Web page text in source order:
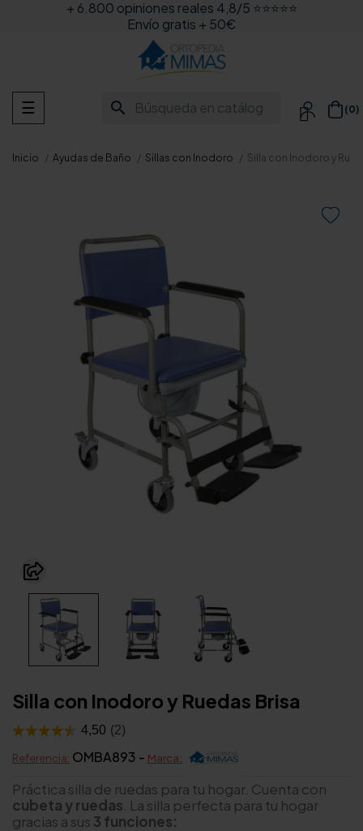
+ 6.800 opiniones reales 4,8/5 ⭐⭐⭐⭐⭐
Envío gratis + 50€
search  (0)
Navegación
de
☰
Inicio Ayudas de Baño Sillas con Inodoro Silla con Inodoro y

Silla con Inodoro y Ruedas Brisa
Referencia: OMBA893 - Marca:
Práctica silla de ruedas para tu hogar. Cuenta con
cubeta y ruedas . La silla perfecta para tu hogar
gracias a sus 3 funciones: